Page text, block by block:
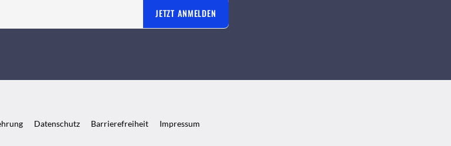
JETZT ANMELDEN
Datenschutz Barrierefreiheit Impressum